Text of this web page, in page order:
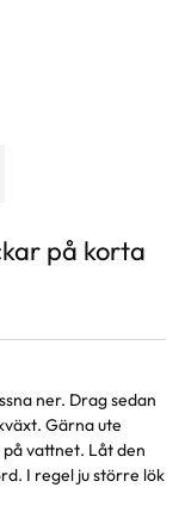
på korta
ner. Drag sedan
Gärna ute
vattnet. Låt den
I regel ju större lök